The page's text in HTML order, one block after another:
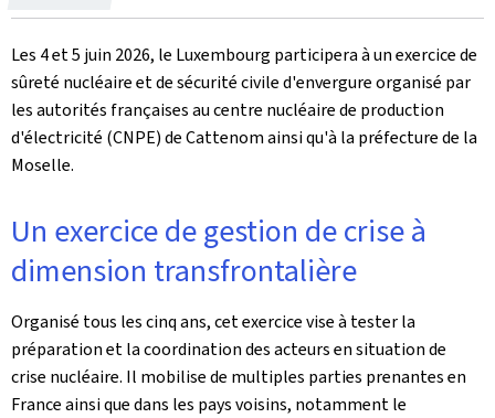
le
Les 4 et 5 juin 2026, le Luxembourg participera à un exercice de
sûreté nucléaire et de sécurité civile d'envergure organisé par
les autorités françaises au centre nucléaire de production
d'électricité (CNPE) de Cattenom ainsi qu'à la préfecture de la
Moselle.
Un exercice de gestion de crise à
dimension transfrontalière
Organisé tous les cinq ans, cet exercice vise à tester la
préparation et la coordination des acteurs en situation de
crise nucléaire. Il mobilise de multiples parties prenantes en
France ainsi que dans les pays voisins, notamment le